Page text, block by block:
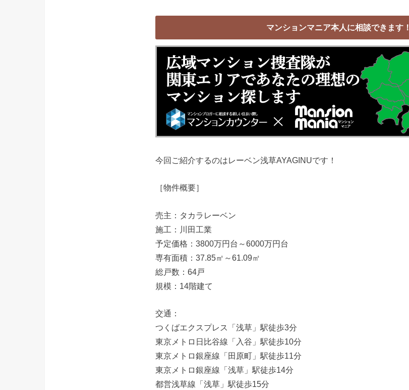
マンションマニア本人に相談できます！
今回ご紹介するのはレーベン浅草AYAGINUです！
［物件概要］
売主：タカラレーベン
施工：川田工業
予定価格：3800万円台～6000万円台
専有面積：37.85㎡～61.09㎡
総戸数：64戸
規模：14階建て
交通：
つくばエクスプレス「浅草」駅徒歩3分
東京メトロ日比谷線「入谷」駅徒歩10分
東京メトロ銀座線「田原町」駅徒歩11分
東京メトロ銀座線「浅草」駅徒歩14分
都営浅草線「浅草」駅徒歩15分